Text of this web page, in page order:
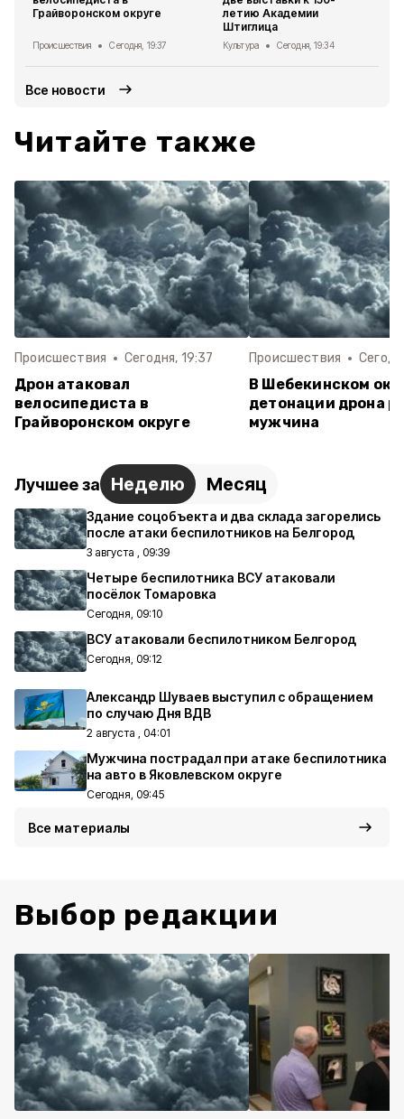
Грайворонском округе
Происшествия Сегодня, 19:37
летию Академии
Штиглица
Культура Сегодня, 19:34
Все новости
Читайте также
Происшествия Сегодня, 19:37
Дрон атаковал
велосипедиста в
Грайворонском округе
Происшествия
В Шебекинском
детонации дрона
мужчина
Лучшее за Неделю Месяц
Здание соцобъекта и два склада загорелись
после атаки беспилотников на Белгород
3 августа , 09:39
Четыре беспилотника ВСУ атаковали
посёлок Томаровка
Сегодня, 09:10
ВСУ атаковали беспилотником Белгород
Сегодня, 09:12
Александр Шуваев выступил с обращением
по случаю Дня ВДВ
2 августа , 04:01
Мужчина пострадал при атаке беспилотника
на авто в Яковлевском округе
Сегодня, 09:45
Все материалы
Выбор редакции